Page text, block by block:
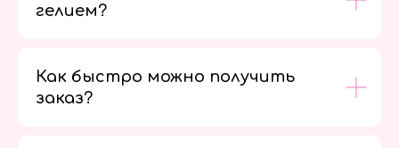
гелием?
Как быстро можно получить
заказ?